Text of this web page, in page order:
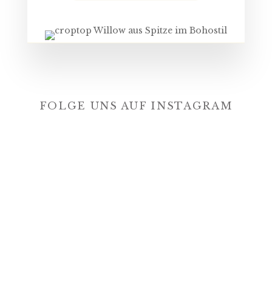
FOLGE UNS AUF INSTAGRAM